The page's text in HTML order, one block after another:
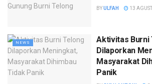
BYULFAH 13
NEWS
Aktivitas Burni
Dilaporkan
Masyarakat
Panik